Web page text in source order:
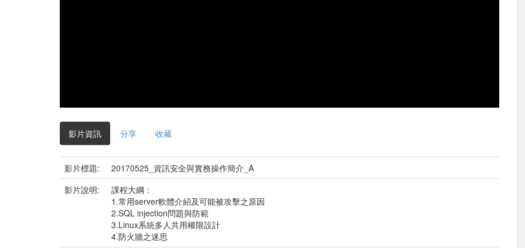
影片資訊 分享 收藏
影片標題:
20170525_資訊安全與實務操作簡介_A
影片說明:
課程大綱：
1.常用server軟體介紹及可能被攻擊之原因
2.SQL injection問題與防範
3.Linux系統多人共用權限設計
4.防火牆之迷思